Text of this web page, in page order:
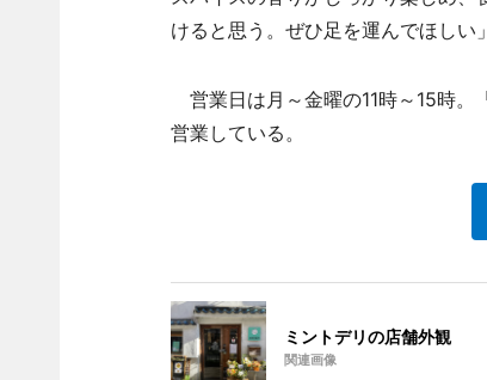
けると思う。ぜひ足を運んでほしい
営業日は月～金曜の11時～15時。
営業している。
ミントデリの店舗外観
関連画像